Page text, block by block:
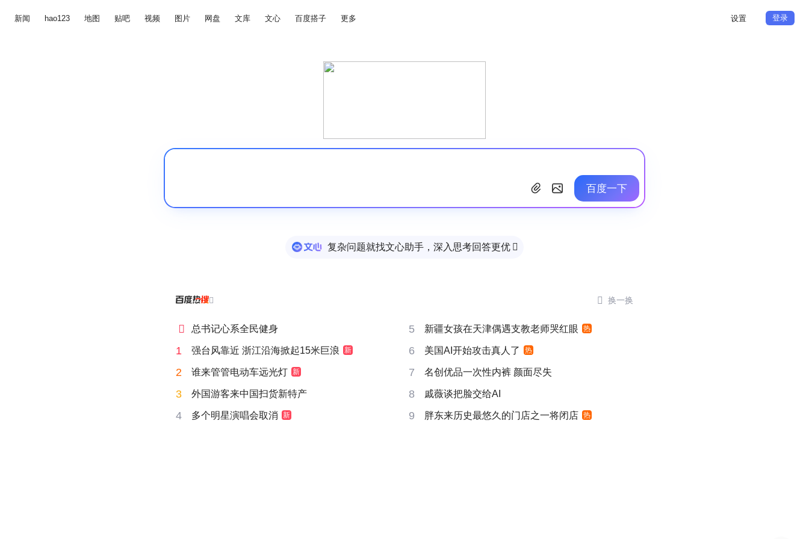
新闻 hao123 地图 贴吧 视频 图片 网盘 文库 文心 百度搭子 更多 设置 登录
百度一下
复杂问题就找文心助手，深入思考回答更优 
  换一换
 总书记心系全民健身 5 新疆女孩在天津偶遇支教老师哭红眼 热
1 强台风靠近 浙江沿海掀起15米巨浪 新 6 美国AI开始攻击真人了 热
2 谁来管管电动车远光灯 新 7 名创优品一次性内裤 颜面尽失
3 外国游客来中国扫货新特产 8 戚薇谈把脸交给AI
4 多个明星演唱会取消 新 9 胖东来历史最悠久的门店之一将闭店 热